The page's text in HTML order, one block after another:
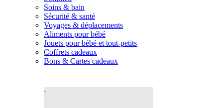
Soins & bain
Sécurité & santé
Voyages & déplacements
Aliments pour bébé
Jouets pour bébé et tout-petits
Coffrets cadeaux
Bons & Cartes cadeaux